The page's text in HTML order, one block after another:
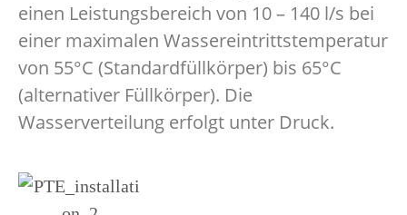
einen Leistungsbereich von 10 – 140 l/s bei
einer maximalen Wassereintrittstemperatur
von 55°C (Standardfüllkörper) bis 65°C
(alternativer Füllkörper). Die
Wasserverteilung erfolgt unter Druck.